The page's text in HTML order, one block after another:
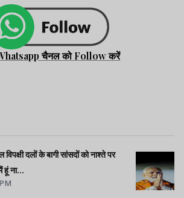
चैनल को Follow करें
दलों के बागी सांसदों को नाश्ते पर
हूं ना...